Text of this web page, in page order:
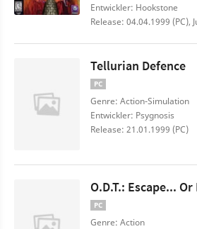
Entwickler: Hookstone
Release: 04.04.1999 (PC),
Tellurian Defence
PC
Genre: Action-Simulation
Entwickler: Psygnosis
Release: 21.01.1999 (PC)
O.D.T.: Escape...
PC
Genre: Action